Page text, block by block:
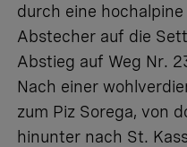
durch eine
Abstecher auf die
Abstieg auf Weg Nr.
Nach einer
zum Piz Sorega, von
hinunter nach St.